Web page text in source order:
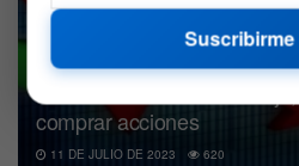
Fundstrat: Inflación a la baja,
comprar acciones
11 DE JULIO DE 2023 620